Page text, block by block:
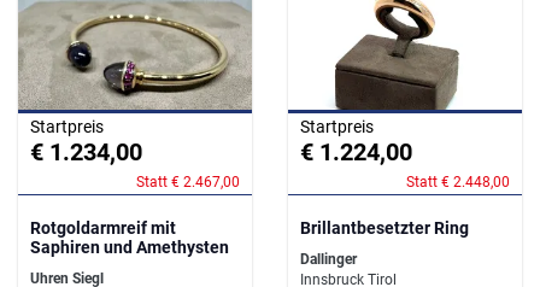
Startpreis
€ 1.234,00
Statt € 2.467,00
Rotgoldarmreif mit
Saphiren und Amethysten
Uhren Siegl
Startpreis
€ 1.224,00
Statt € 2.448,00
Brillantbesetzter Ring
Dallinger
Innsbruck Tirol